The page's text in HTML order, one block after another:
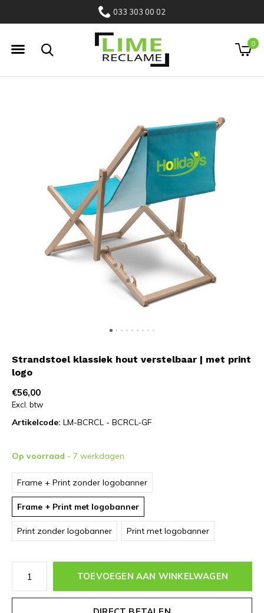
033 303 00 02
0
Strandstoel klassiek hout verstelbaar | met print
logo
€56,00
Excl. btw
Artikelcode: LM-BCRCL - BCRCL-GF
Op voorraad - 7 werkdagen
Frame + Print zonder logobanner
Frame + Print met logobanner
Print zonder logobanner Print met logobanner
TOEVOEGEN AAN WINKELWAGEN